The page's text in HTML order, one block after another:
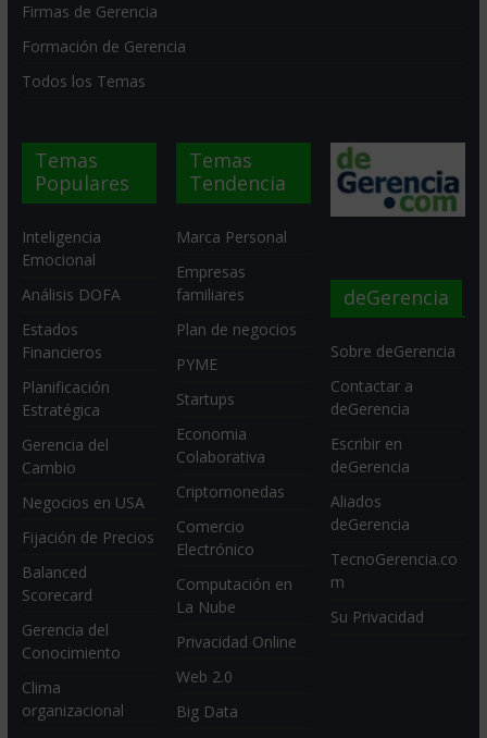
Firmas de Gerencia
Formación de Gerencia
Todos los Temas
Temas
Populares
Inteligencia
Emocional
Análisis DOFA
Estados
Financieros
Planificación
Estratégica
Gerencia del
Cambio
Negocios en USA
Fijación de Precios
Balanced
Scorecard
Gerencia del
Conocimiento
Clima
organizacional
Temas
Tendencia
Marca Personal
Empresas
familiares
Plan de negocios
PYME
Startups
Economia
Colaborativa
Criptomonedas
Comercio
Electrónico
Computación en
La Nube
Privacidad Online
Web 2.0
Big Data
deGerencia
Sobre deGerencia
Contactar a
deGerencia
Escribir en
deGerencia
Aliados
deGerencia
TecnoGerencia.co
m
Su Privacidad